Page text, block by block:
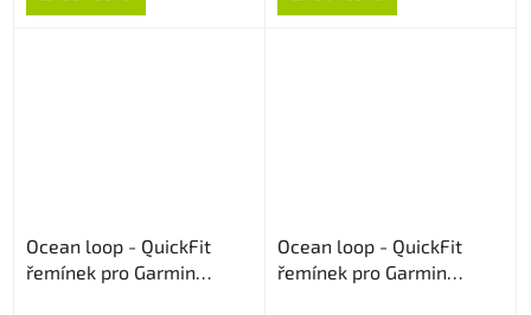
Ocean loop - QuickFit
řemínek pro Garmin
Ocean loop - QuickFit
řemínek pro Garmin